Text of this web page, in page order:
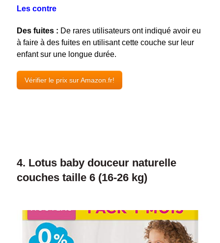
Les contre
Des fuites : De rares utilisateurs ont indiqué avoir eu
à faire à des fuites en utilisant cette couche sur leur
enfant sur une longue durée.
Vérifier le prix sur Amazon.fr!
4. Lotus baby douceur naturelle
couches taille 6 (16-26 kg)